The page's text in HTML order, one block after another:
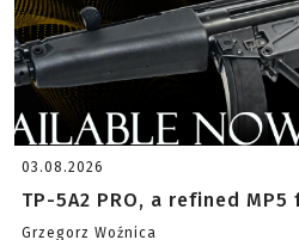
03.08.2026
TP-5A2 PRO, a refined
Grzegorz Woźnica